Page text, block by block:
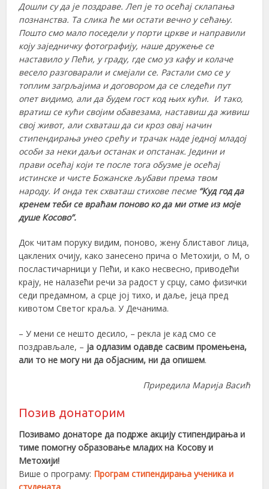
Дошли су да је поздраве. Леп је то осећај склапања
познанства. Та слика ће ми остати вечно у сећању.
Пошто смо мало поседели у порти цркве и направили
коју заједничку фотографију, наше дружење се
наставило у Пећи, у граду, где смо уз кафу и колаче
весело разговарали и смејали се. Растали смо се у
топлим загрљајима и договором да се следећи пут
опет видимо, али да будем гост код њих кући. И тако,
вратиш се кући својим обавезама, наставиш да живиш
свој живот, али схваташ да си кроз овај начин
стипендирања унео срећу и трачак наде једној младој
особи за неки даљи останак и опстанак. Једини и
прави осећај који те после тога обузме је осећај
истинске и чисте Божанске љубави према твом
народу. И онда тек схваташ стихове песме“Куд год да
кренем теби се враћам поново ко да ми отме из моје
душе Косово”.
Док читам поруку видим, поново, жену блиставог лица,
цаклених очију, како занесено прича о Метохији, о М, о
посластичарници у Пећи, и како несвесно, приводећи
крају, не налазећи речи за радост у срцу, само физички
седи предамном, а срце јој тихо, и даље, јеца пред
кивотом Светог краља. У Дечанима.
– У мени се нешто десило, – рекла је кад смо се
поздрављале, – ја одлазим одавде сасвим промењена,
али то не могу ни да објасним, ни да опишем.
Приредила Марија Васић
Позив донаторим
Позивамо донаторе да подрже акцију стипендирања и
тиме помогну образовање младих на Косову и
Метохији!
Више о програму: Програм стипендирања ученика и